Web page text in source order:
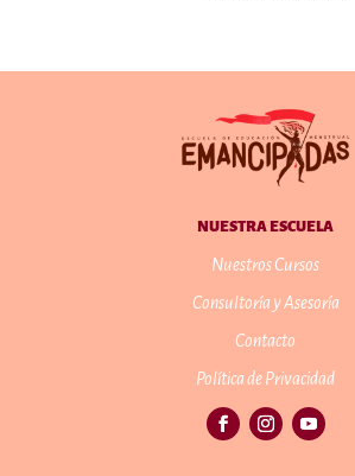
NUESTRA ESCUELA
Nuestros Cursos
Consultoría y Asesoría
Contacto
Política de Privacidad